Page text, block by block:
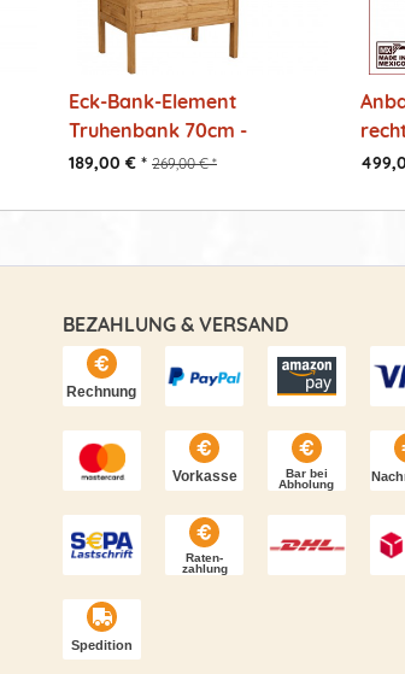
Eck-Bank-Element
Truhenbank 70cm -
anbaubar -...
189,00 € * 269,00 € *
BEZAHLUNG & VERSAND